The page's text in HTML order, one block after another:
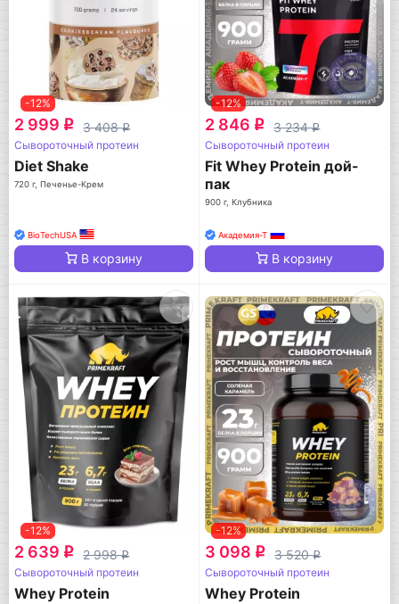
-12%
2 999 q 3 408q
Сывороточный протеин
Diet Shake
720 г, Печенье-Крем
BioTechUSA
В корзину
-12%
2 846 q 3 234q
Сывороточный протеин
Fit Whey Protein дой-
пак
900 г, Клубника
Академия-Т
В корзину
-12%
2 639 q 2 998q
Сывороточный протеин
Whey Protein
-12%
3 098 q 3 520q
Сывороточный протеин
Whey Protein